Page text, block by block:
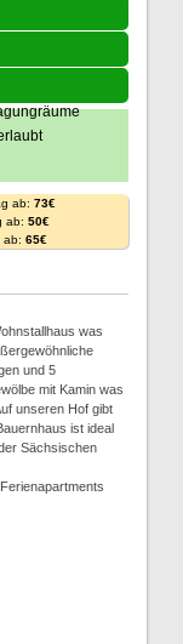
ab: 73€
ab: 50€
ab: 65€
was
und 5
mit Kamin was
unseren Hof gibt
ist ideal
Sächsischen